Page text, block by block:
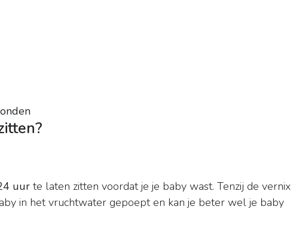
uur te laten zitten voordat je je baby wast. Tenzij de vernix
in het vruchtwater gepoept en kan je beter wel je baby